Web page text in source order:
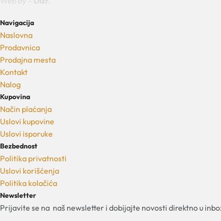
Navigacija
Naslovna
Prodavnica
Prodajna mesta
Kontakt
Nalog
Kupovina
Način plaćanja
Uslovi kupovine
Uslovi isporuke
Bezbednost
Politika privatnosti
Uslovi korišćenja
Politika kolačića
Newsletter
Prijavite se na naš newsletter i dobijajte novosti direktno u